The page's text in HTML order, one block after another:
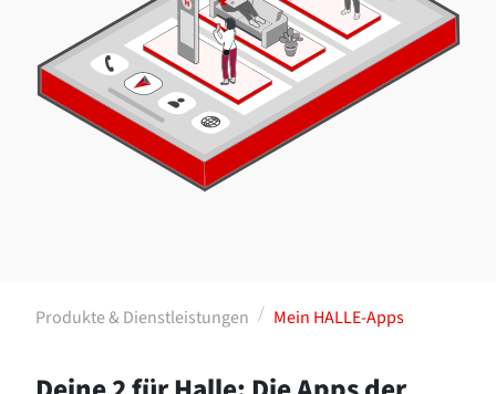
Produkte & Dienstleistungen Mein HALLE-Apps